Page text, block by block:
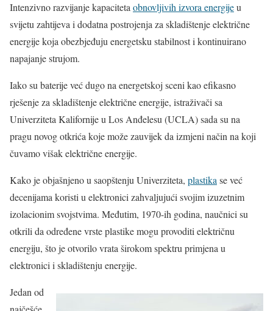
Intenzivno razvijanje kapaciteta obnovljivih izvora energijeu
svijetu zahtijeva i dodatna postrojenja za skladištenje električne
energije koja obezbjeđuju energetsku stabilnost i kontinuirano
napajanje strujom.
Iako su baterije već dugo na energetskoj sceni kao efikasno
rješenje za skladištenje električne energije, istraživači sa
Univerziteta Kalifornije u Los Anđelesu (UCLA) sada su na
pragu novog otkrića koje može zauvijek da izmjeni način na koji
čuvamo višak električne energije.
Kako je objašnjeno u saopštenju Univerziteta, plastika se već
decenijama koristi u elektronici zahvaljujući svojim izuzetnim
izolacionim svojstvima. Međutim, 1970-ih godina, naučnici su
otkrili da određene vrste plastike mogu provoditi električnu
energiju, što je otvorilo vrata širokom spektru primjena u
elektronici i skladištenju energije.
Jedan od